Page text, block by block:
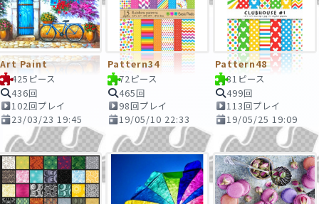
Art Paint
425ピース
436回
102回プレイ
23/03/23 19:45
Pattern34
72ピース
465回
98回プレイ
19/05/10 22:33
Pattern48
81ピース
499回
113回プレイ
19/05/25 19:09